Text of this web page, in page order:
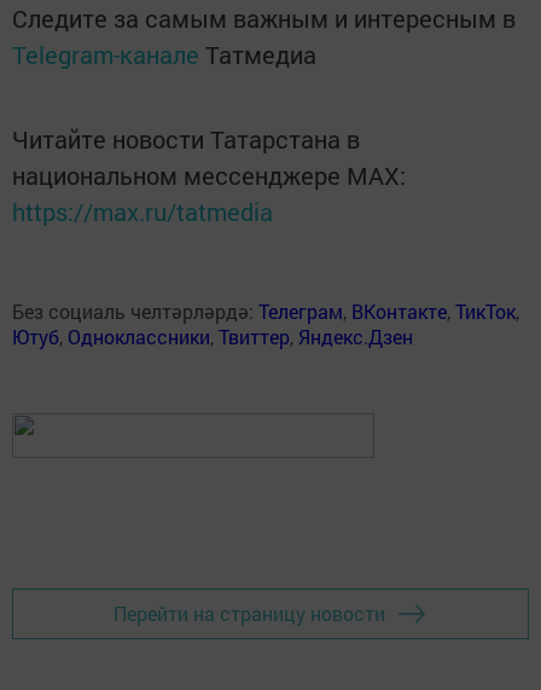
Следите за самым важным и интересным в
Telegram-канале Татмедиа
Читайте новости Татарстана в
национальном мессенджере MАХ:
https://max.ru/tatmedia
Без социаль челтәрләрдә: Телеграм, ВКонтакте,ТикТок,
Ютуб, Одноклассники,Твиттер, Яндекс.Дзен
Перейти на страницу новости